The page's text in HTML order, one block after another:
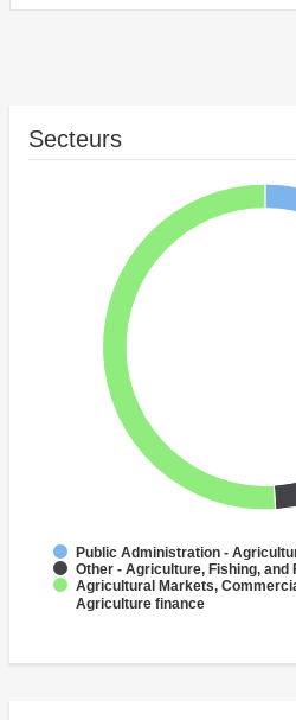
Secteurs
Public Administration -
Other - Agriculture, Fishing, and
Agricultural Markets,
Agriculture finance